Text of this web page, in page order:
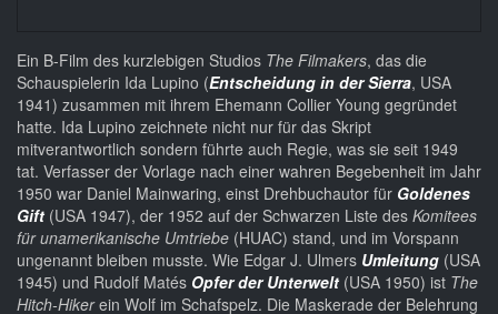
Ein B-Film des kurzlebigen Studios The Filmakers, das die
Schauspielerin Ida Lupino (Entscheidung in der Sierra, USA
1941) zusammen mit ihrem Ehemann Collier Young gegründet
hatte. Ida Lupino zeichnete nicht nur für das Skript
mitverantwortlich sondern führte auch Regie, was sie seit 1949
tat. Verfasser der Vorlage nach einer wahren Begebenheit im Jahr
1950 war Daniel Mainwaring, einst Drehbuchautor für Goldenes
Gift (USA 1947), der 1952 auf der Schwarzen Liste des Komitees
für unamerikanische Umtriebe (HUAC) stand, und im Vorspann
ungenannt bleiben musste. Wie Edgar J. Ulmers Umleitung (USA
1945) und Rudolf Matés Opfer der Unterwelt (USA 1950) ist The
Hitch-Hikerein Wolf im Schafspelz. Die Maskerade der Belehrung